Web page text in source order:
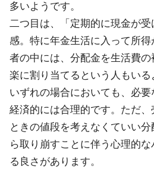
多いようです。
二つ目は、「定期的に現金が
感。特に年金生活に入って所
者の中には、分配金を生活費
楽に割り当てるという人もいる
いずれの場合においても、必
経済的には合理的です。ただ
ときの値段を考えなくていい
ら取り崩すことに伴う心理的
る良さがあります。